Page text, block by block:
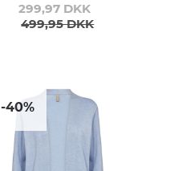
299,97 DKK
499,95 DKK
-40%